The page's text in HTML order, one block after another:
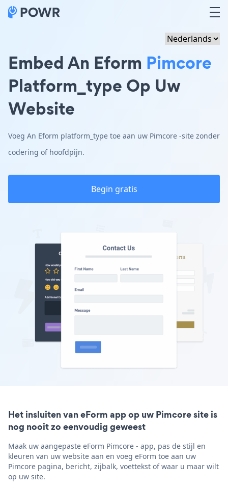
Embed An Eform Pimcore
Platform_type Op Uw
Website
Voeg An Eform platform_type toe aan uw Pimcore -site zonder
codering of hoofdpijn.
Begin gratis
Het insluiten van eForm app op uw Pimcore site is
nog nooit zo eenvoudig geweest
Maak uw aangepaste eForm Pimcore - app, pas de stijl en
kleuren van uw website aan en voeg eForm toe aan uw
Pimcore pagina, bericht, zijbalk, voettekst of waar u maar wilt
op uw site.